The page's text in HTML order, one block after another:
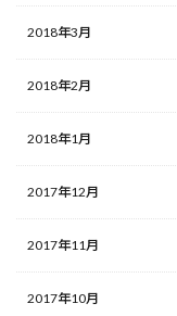
2018年3月
2018年2月
2018年1月
2017年12月
2017年11月
2017年10月